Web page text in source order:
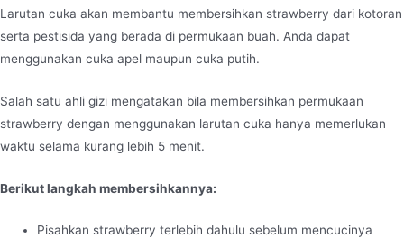
Larutan cuka akan membantu membersihkan strawberry dari kotoran
serta pestisida yang berada di permukaan buah. Anda dapat
menggunakan cuka apel maupun cuka putih.
Salah satu ahli gizi mengatakan bila membersihkan permukaan
strawberry dengan menggunakan larutan cuka hanya memerlukan
waktu selama kurang lebih 5 menit.
Berikut langkah membersihkannya:
Pisahkan strawberry terlebih dahulu sebelum mencucinya